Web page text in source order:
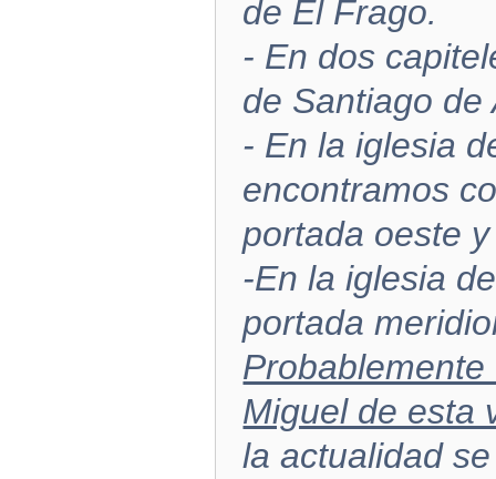
de El Frago.
- En dos
de Santiago de
- En la iglesia
encontramos
portada oeste
-En la iglesia
portada
Miguel de esta
la actualidad